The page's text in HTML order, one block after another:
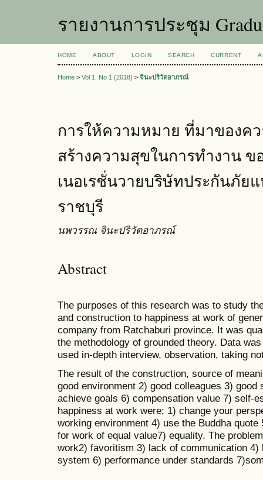
รายงานการประชุม
HOME ABOUT LOGIN SEARCH CURRENT
Home > Vol 1, No 1 (2018) > จินะปริวัตอาภรณ์
การให้ความหมาย ที่มาของค
สร้างความสุขในการทำงาน
เนอเรชั่นวายบริษัทประกันภัย
ราชบุรี
นพวรรณ จินะปริวัตอาภรณ์
Abstract
The purposes of this research was to study
and construction to happiness at work of
company from Ratchaburi province. It was
the methodology of grounded theory. Data
used in-depth interview, observation, taking
The result of the construction, source of
good environment 2) good colleagues 3)
achieve goals 6) compensation value 7) self-
happiness at work were; 1) change your
working environment 4) use the Buddha
for work of equal value7) equality. The
work2) favoritism 3) lack of communication
system 6) performance under standards